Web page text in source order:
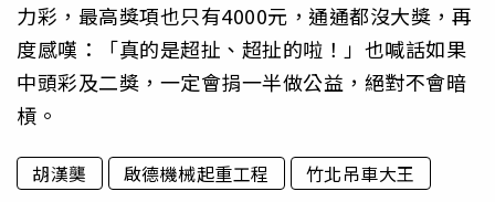
力彩，最高獎項也只有4000元，通通都沒大獎，再
度感嘆：「真的是超扯、超扯的啦！」也喊話如果
中頭彩及二獎，一定會捐一半做公益，絕對不會暗
槓。
胡漢龑 啟德機械起重工程
竹北吊車大王